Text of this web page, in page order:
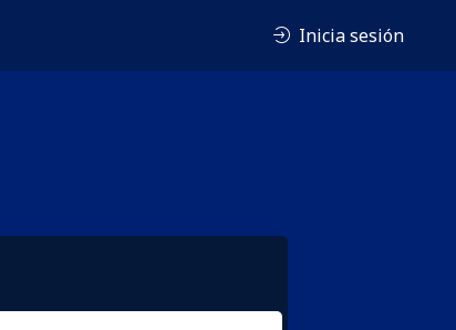
Inicia sesión